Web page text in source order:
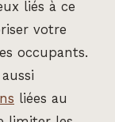
liés à ce
votre
occupants.
liées au